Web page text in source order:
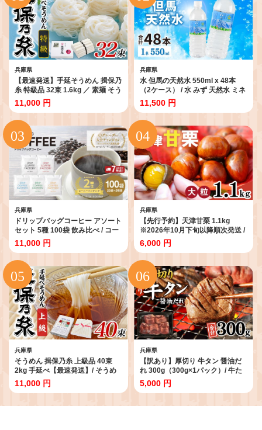
兵庫県
【最速発送】手延そうめん 揖保乃
糸 特級品 32束 1.6kg ／ 素麺 そう
めん 揖保乃糸 手延べそうめん に
ゅうめん にゅう麺 麺 のし ギフト
お歳暮
11,000 円
兵庫県
水 但馬の天然水 550ml x 48本
（2ケース） / 水 みず 天然水 ミネ
ラルウォーター 飲料 飲料水 飲み
水 飲料水 軟水 おいしい天然水 備
蓄水 地震 ウォーター ソフトドリ
ンク ペットボトル PET 550ml 非
加熱 国産 日本製 兵庫県 防災用 備
蓄用 非常用 まとめ買い
11,500 円
兵庫県
ドリップバッグコーヒー アソート
セット 5種 100袋 飲み比べ / コー
ヒー 淡路島 こーひー コーヒー 珈
琲 coffee ko-hi- KO-HI- co-hi-
CO-HI- COFFEE ドリップ ドリッ
プコーヒー ドリップバッグ 珈琲
大容量 ギフト 淡路 兵庫県 飲み物
ドリップコーヒー ドリップ珈琲
どりっぷ ドリップパック 飲み物
のみもの 飲料
11,000 円
兵庫県
【先行予約】天津甘栗 1.1kg
※2026年10月下旬以降順次発送 /
甘栗 栗 くり あまぐり クリ 兵庫
兵庫県 特選大粒栗 大粒 おやつ お
菓子 スイーツ 栗好き 焼き栗 焼き
マロン こだわり製法 新栗
6,000 円
兵庫県
そうめん 揖保乃糸 上級品 40束
2kg 手延べ【最速発送】/ そうめ
ん ギフト お取り寄せ 乾麺 手延べ
にゅうめん 素麺 麺類 夕飯 簡単調
食 アレンジ 洋風 チャンプル 温か
11,000 円
兵庫県
【訳あり】厚切り 牛タン 醤油だ
れ 300g（300g×1パック）/ 牛た
ん タン ぎゅうたん 厚切り牛タン
タン元 タン中 肉 にく 冷凍 やわら
肉 訳あり牛タン 不揃い 小分け 焼
5,000 円